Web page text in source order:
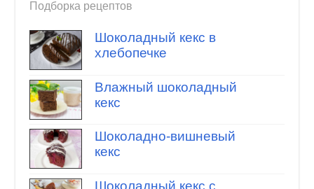
Подборка рецептов
Шоколадный кекс в
хлебопечке
Влажный шоколадный
кекс
Шоколадно-вишневый
кекс
Шоколадный кекс с